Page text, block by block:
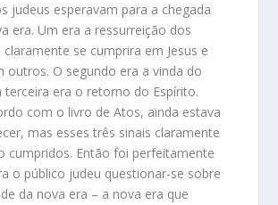
judeus esperavam para a chegada
era. Um era a ressurreição dos
se cumprira em Jesus e
outros. O segundo era a vinda do
terceira era o retorno do Espírito.
com o livro de Atos, ainda estava
mas esses três sinais claramente
cumpridos. Então foi perfeitamente
o público judeu questionar-se sobre
da nova era – a nova era que